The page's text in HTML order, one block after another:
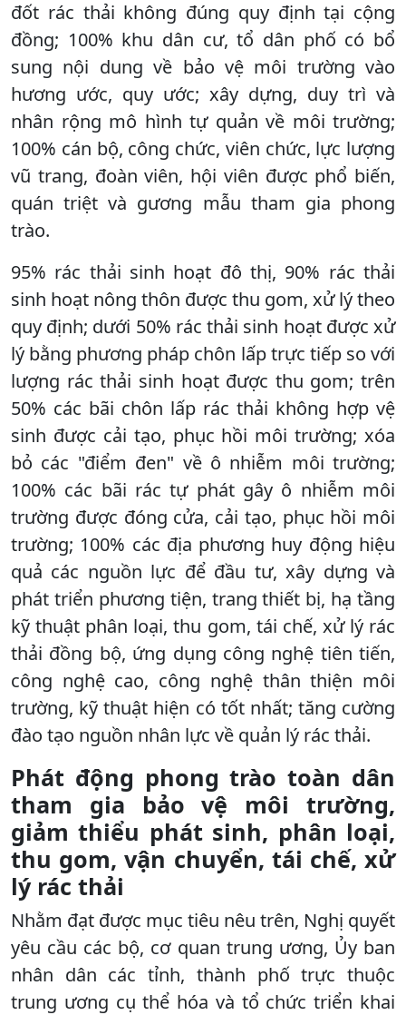
đốt rác thải không đúng quy định tại cộng
đồng; 100% khu dân cư, tổ dân phố có bổ
sung nội dung về bảo vệ môi trường vào
hương ước, quy ước; xây dựng, duy trì và
nhân rộng mô hình tự quản về môi trường;
100% cán bộ, công chức, viên chức, lực lượng
vũ trang, đoàn viên, hội viên được phổ biến,
quán triệt và gương mẫu tham gia phong
trào.
95% rác thải sinh hoạt đô thị, 90% rác thải
sinh hoạt nông thôn được thu gom, xử lý theo
quy định; dưới 50% rác thải sinh hoạt được xử
lý bằng phương pháp chôn lấp trực tiếp so với
lượng rác thải sinh hoạt được thu gom; trên
50% các bãi chôn lấp rác thải không hợp vệ
sinh được cải tạo, phục hồi môi trường; xóa
bỏ các "điểm đen" về ô nhiễm môi trường;
100% các bãi rác tự phát gây ô nhiễm môi
trường được đóng cửa, cải tạo, phục hồi môi
trường; 100% các địa phương huy động hiệu
quả các nguồn lực để đầu tư, xây dựng và
phát triển phương tiện, trang thiết bị, hạ tầng
kỹ thuật phân loại, thu gom, tái chế, xử lý rác
thải đồng bộ, ứng dụng công nghệ tiên tiến,
công nghệ cao, công nghệ thân thiện môi
trường, kỹ thuật hiện có tốt nhất; tăng cường
đào tạo nguồn nhân lực về quản lý rác thải.
Phát động phong trào toàn dân
tham gia bảo vệ môi trường,
giảm thiểu phát sinh, phân loại,
thu gom, vận chuyển, tái chế, xử
lý rác thải
Nhằm đạt được mục tiêu nêu trên, Nghị quyết
yêu cầu các bộ, cơ quan trung ương, Ủy ban
nhân dân các tỉnh, thành phố trực thuộc
trung ương cụ thể hóa và tổ chức triển khai